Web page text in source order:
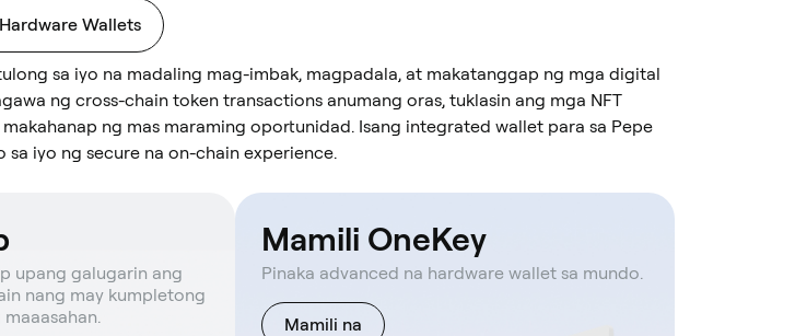
Wallets
sa iyo na madaling mag-imbak, magpadala, at makatanggap ng mga digital
ng cross-chain token transactions anumang oras, tuklasin ang mga NFT
ng mas maraming oportunidad. Isang integrated wallet para sa Pepe
iyo ng secure na on-chain experience.
upang galugarin ang
nang may kumpletong
Mamili OneKey
Pinaka advanced na hardware wallet sa mundo.
Mamili na